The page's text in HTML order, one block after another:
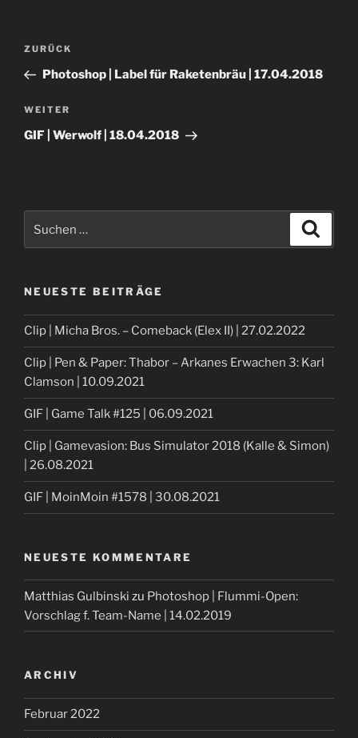
Beitragsnavigation
Vorheriger
Beitrag
ZURÜCK
Photoshop | Label für Raketenbräu | 17.04.2018
Nächster
Beitrag
WEITER
GIF | Werwolf | 18.04.2018
NEUESTE BEITRÄGE
Clip | Micha Bros. – Comeback (Elex II) | 27.02.2022
Clip | Pen & Paper: Thabor – Arkanes Erwachen 3: Karl
Clamson | 10.09.2021
GIF | Game Talk #125 | 06.09.2021
Clip | Gamevasion: Bus Simulator 2018 (Kalle & Simon)
| 26.08.2021
GIF | MoinMoin #1578 | 30.08.2021
NEUESTE KOMMENTARE
Matthias Gulbinski zu Photoshop | Flummi-Open:
Vorschlag f. Team-Name | 14.02.2019
ARCHIV
Februar 2022